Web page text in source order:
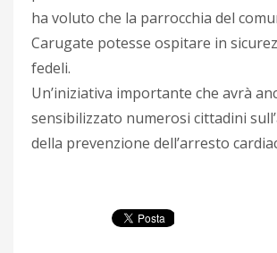
ha voluto che la parrocchia del
Carugate potesse ospitare in
fedeli.
Un’iniziativa importante che avrà
sensibilizzato numerosi cittadini
della prevenzione dell’arresto